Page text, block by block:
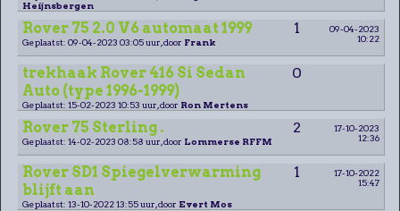
Heijnsbergen
Rover 75 2.0 V6 automaat 1999 1
09-04-2023
10:22
Geplaatst: 09-04-2023 03:05 uur, door Frank
trekhaak Rover 416 Si Sedan
Auto (type 1996-1999)
0
Geplaatst: 15-02-2023 10:53 uur, door Ron Mertens
Rover 75 Sterling . 2
17-10-2023
12:36
Geplaatst: 14-02-2023 08:58 uur, door Lommerse RFFM
Rover SD1 Spiegelverwarming
blijft aan
1
17-10-2022
15:47
Geplaatst: 13-10-2022 13:55 uur, door Evert Mos